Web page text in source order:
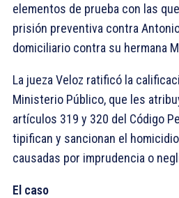
elementos de prueba con las
prisión preventiva contra
domiciliario contra su hermana
La jueza Veloz ratificó la
Ministerio Público, que les
artículos 319 y 320 del Código
tipifican y sancionan el
causadas por imprudencia o
El caso